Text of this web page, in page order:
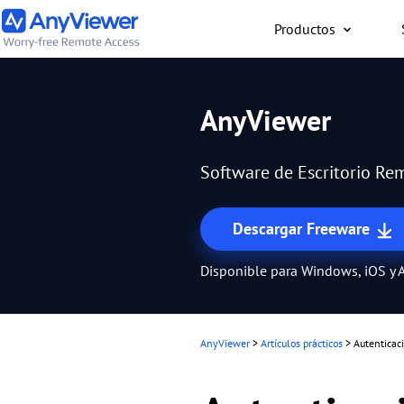
Productos
Mac o un teléfono
AnyViewer
Software de Escritorio
Descargar Freeware
Disponible para Windows, iOS y
AnyViewer > Artículos prácticos >